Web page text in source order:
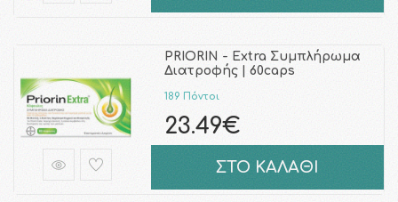
PRIORIN - Extra Συμπλήρωμα
Διατροφής | 60caps
189 Πόντοι
23.49€
ΣΤΟ ΚΑΛΑΘΙ